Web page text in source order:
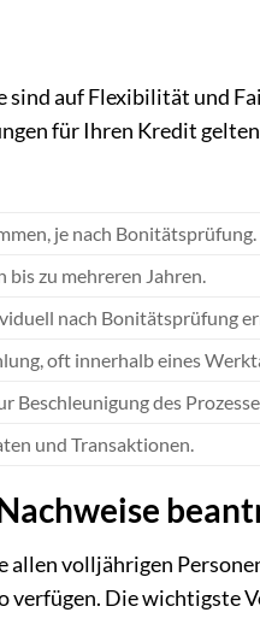
auf Flexibilität und
für Ihren Kredit
je nach Bonitätsprüfung.
zu mehreren Jahren.
nach Bonitätsprüfung
oft innerhalb eines
Beschleunigung des
und Transaktionen.
volljährigen
Die wichtigste